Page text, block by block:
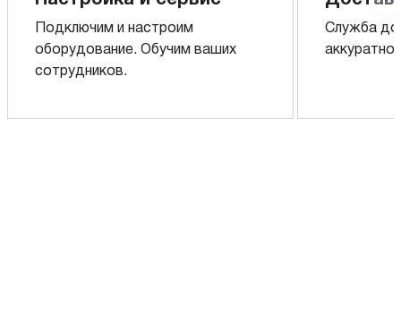
Подключим и настроим
оборудование. Обучим ваших
сотрудников.
Служба
аккуратно